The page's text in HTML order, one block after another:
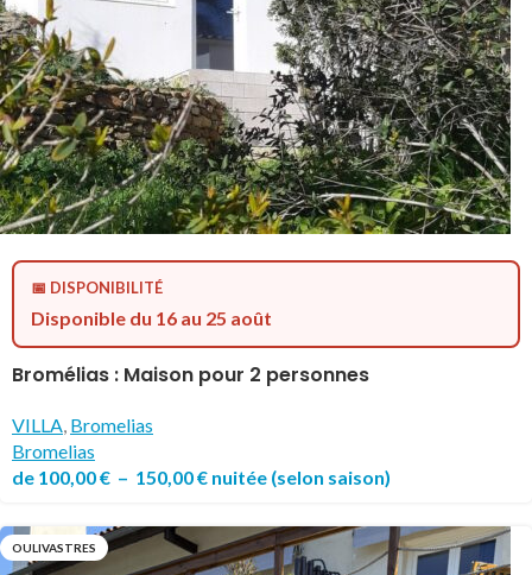
📅 DISPONIBILITÉ
Disponible du 16 au 25 août
Bromélias : Maison pour 2 personnes
VILLA Bromelias
Bromelias
de 100,00€ – 150,00€ nuitée (selon saison)
OULIVASTRES